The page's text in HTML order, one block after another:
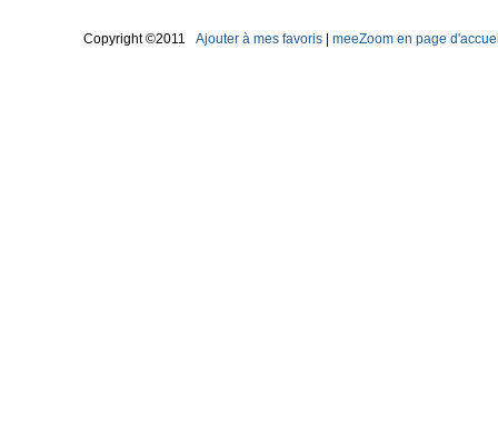
Copyright ©2011 Ajouter à mes favoris meeZoom en page